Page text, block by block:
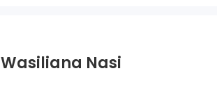
Wasiliana Nasi